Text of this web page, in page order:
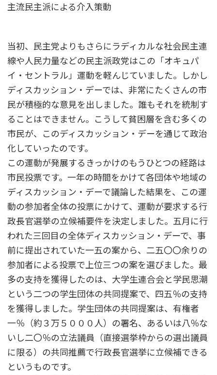
主流民主派による介入策動
当初、民主党よりもさらにラディカルな社会民主連
線や人民力量などの民主派政党はこの「オキュパ
イ・セントラル」運動を軽んじていました。しかし
ディスカッション・デーでは、非常にたくさんの市
民が積極的な意見を出しました。誰もそれを統制す
ることはできません。こうして貧困層を含む多くの
市民が、このディスカッション・デーを通じて政治
化していったのです。
この運動が発展するきっかけのもうひとつの経路は
市民投票です。一年の時間をかけて各団体や地域の
ディスカッション・デーで議論した結果を、この運
動の参加者全体の投票にかけて、運動が要求する行
政長官選挙の立候補要件を決定しました。五月に行
われた三回目の全体ディスカッション・デーで、事
前に提出されていた一五の案から、二五〇〇余りの
参加者による投票で上位三つの案を選びました。最
多の支持を獲得したのは、大学生連合会と学民思潮
という二つの学生団体の共同提案で、四五％の支持
を獲得しました。学生団体の共同提案は、有権者
一％（約３万５０００人）の署名、あるいは八％な
いし二〇％の立法議員（直接選挙枠からの選出議員
に限る）の共同推薦で行政長官選挙に立候補できる
というものです。